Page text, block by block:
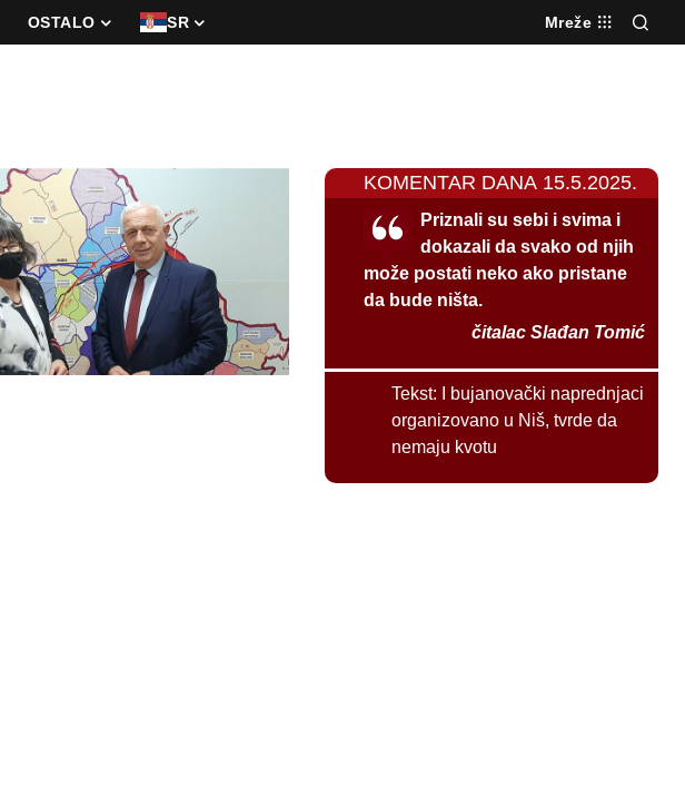
OSTALO SR Mreže
KOMENTAR DANA 15.5.2025.
Priznali su sebi i svima i
dokazali da svako od njih
može postati neko ako pristane
da bude ništa.
čitalac Slađan Tomić
Tekst:
I bujanovački naprednjaci
organizovano u Niš, tvrde da
nemaju kvotu